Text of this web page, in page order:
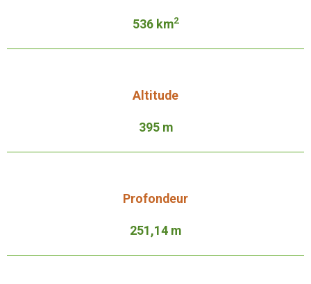
536 km2
Altitude
395 m
Profondeur
251,14 m